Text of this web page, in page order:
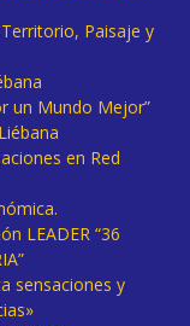
Paisaje y
un Mundo Mejor”
en Red
LEADER “36
sensaciones y